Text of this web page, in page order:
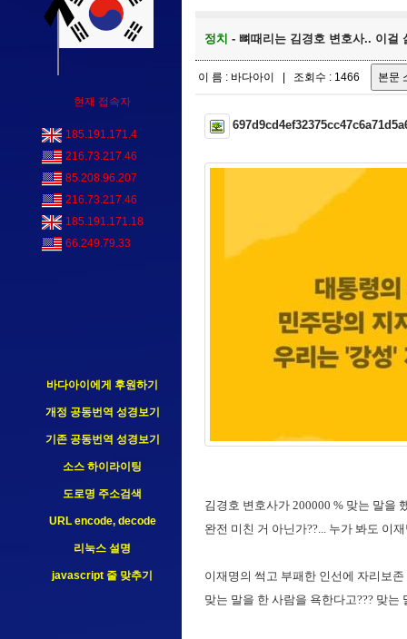
현재 접속자
185.191.171.4
216.73.217.46
85.208.96.207
216.73.217.46
185.191.171.18
66.249.79.33
바다아이에게 후원하기
개정 공동번역 성경보기
기존 공동번역 성경보기
소스 하이라이팅
도로명 주소검색
URL encode, decode
리눅스 설명
javascript 줄 맞추기
정치 - 뼈때리는 김경호 변호사.. 이걸
이 름 : 바다아이 | 조회수 : 1466
김경호 변호사가 200000 % 맞는 말을
완전 미친 거 아닌가??... 누가 봐도 이
이재명의 썩고 부패한 인선에 자리보
맞는 말을 한 사람을 욕한다고??? 맞는